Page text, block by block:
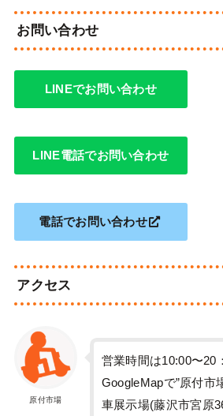
お問い合わせ
LINEでお問い合わせ
LINE電話でお問い合わせ
電話でお問い合わせ
アクセス
原付市場
営業時間は10:00〜20
GoogleMapで”原付市
車展示場(藤沢市宮原